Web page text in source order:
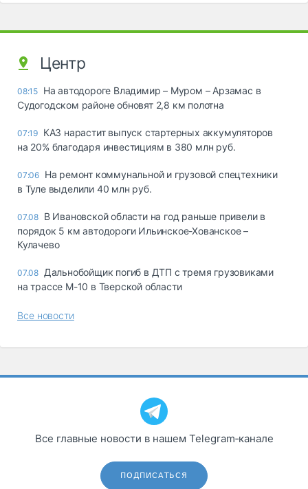
Центр
08:15 На автодороге Владимир – Муром – Арзамас в
Судогодском районе обновят 2,8 км полотна
07:19 КАЗ нарастит выпуск стартерных аккумуляторов
на 20% благодаря инвестициям в 380 млн руб.
07:06 На ремонт коммунальной и грузовой спецтехники
в Туле выделили 40 млн руб.
07.08 В Ивановской области на год раньше привели в
порядок 5 км автодороги Ильинское-Хованское –
Кулачево
07.08 Дальнобойщик погиб в ДТП с тремя грузовиками
на трассе М-10 в Тверской области
Все новости
Все главные новости в нашем Telegram‑канале
ПОДПИСАТЬСЯ